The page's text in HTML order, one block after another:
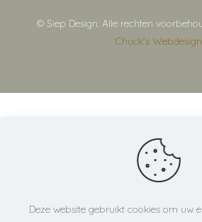
© Siep Design. Alle rechten
Chuck's Webdesign
Deze website gebruikt cookies om uw